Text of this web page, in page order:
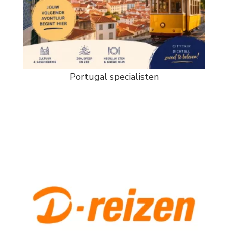
Portugal specialisten